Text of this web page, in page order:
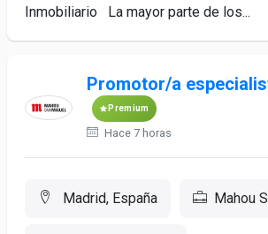
Inmobiliario La mayor parte de los...
Promotor/a
Premium
Hace 7 horas
Madrid, España Mahou